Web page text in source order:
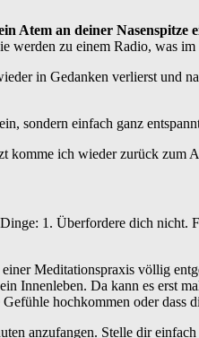
Atem an deiner Nasenspitze
werden zu einem Radio, was
in Gedanken verlierst und
sondern einfach ganz
komme ich wieder zurück zum
1. Überfordere dich nicht.
Meditationspraxis völlig
Innenleben. Da kann es erst
Gefühle hochkommen oder
anzufangen. Stelle dir